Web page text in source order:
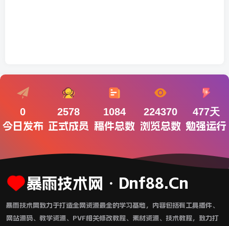
0
今日发布
2578
正式成员
1084
稿件总数
224370
浏览总数
477天
勉强运行
暴雨技术网・Dnf88.Cn
暴雨技术网致力于打造全网资源最全的学习基地，内容包括有工具插件、
网站源码、教学资源、PVF相关修改教程、素材资源、技术教程，致力打